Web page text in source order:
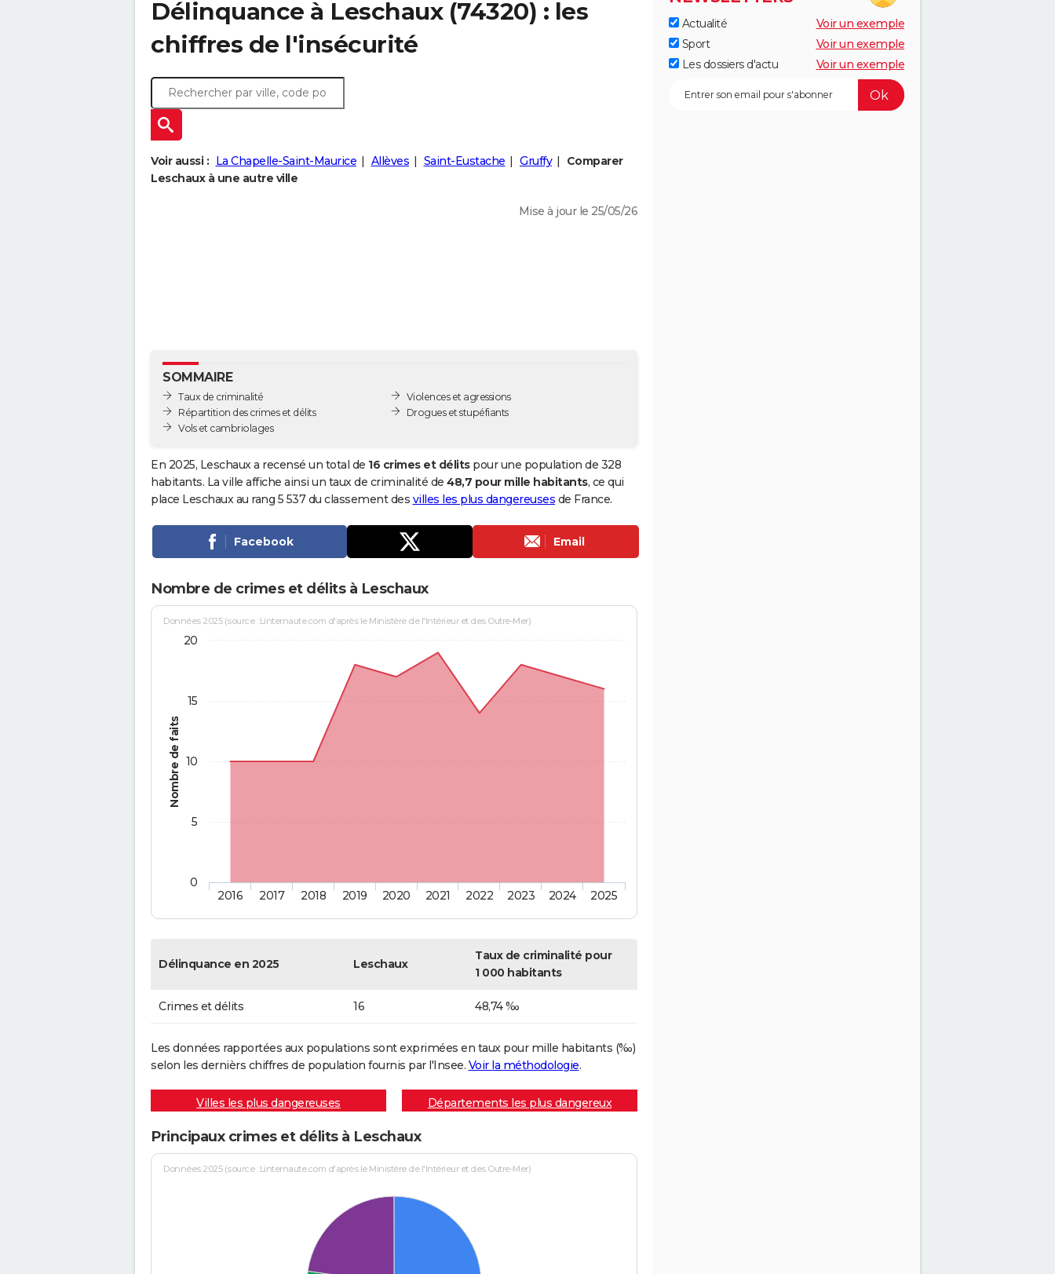
Délinquance à Leschaux(74320) : les
chiffres de l'insécurité
Voir aussi : La Chapelle-Saint-Maurice Allèves Saint-Eustache Gruffy
Comparer
Leschaux à une autre ville
Mise à jour le 25/05/26
SOMMAIRE
Taux de criminalité
Répartition des crimes et délits
Vols et cambriolages
Violences et agressions
Drogues et stupéfiants
En 2025, Leschaux a recensé un total de 16 crimes et délitspour une population de 328
habitants. La ville affiche ainsi un taux de criminalité de 48,7 pour mille habitants, ce qui
place Leschaux au rang 5 537 du classement des villes les plus dangereuses de France.
Facebook Email
Nombre de crimes et délits à Leschaux
Nombre de faits
Données 2025 (source : Linternaute.com d'après le Ministère de l'Intérieur et des Outre-Mer)
2016 2017 2018 2019 2020 2021 2022 2023 2024 2025
0
5
10
15
20
Délinquance en 2025 Leschaux
Taux de criminalité pour
1 000 habitants
Crimes et délits 16 48,74 ‰
Les données rapportées aux populations sont exprimées en taux pour mille habitants (‰)
selon les dernièrs chiffres de population fournis par l'Insee. Voir la méthodologie.
Villes les plus dangereuses Départements les plus dangereux
Principaux crimes et délits à Leschaux
Données 2025 (source : Linternaute.com d'après le Ministère de l'Intérieur et des Outre-Mer)
Actualité
Voir un exemple
Sport
Voir un exemple
Les dossiers d'actu
Voir un exemple